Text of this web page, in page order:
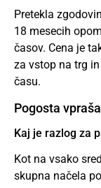
Pretekla
18 mesecih
časov. Cena je
za vstop na trg
času.
Pogosta
Kaj je razlog za
Kot na vsako
skupna načela